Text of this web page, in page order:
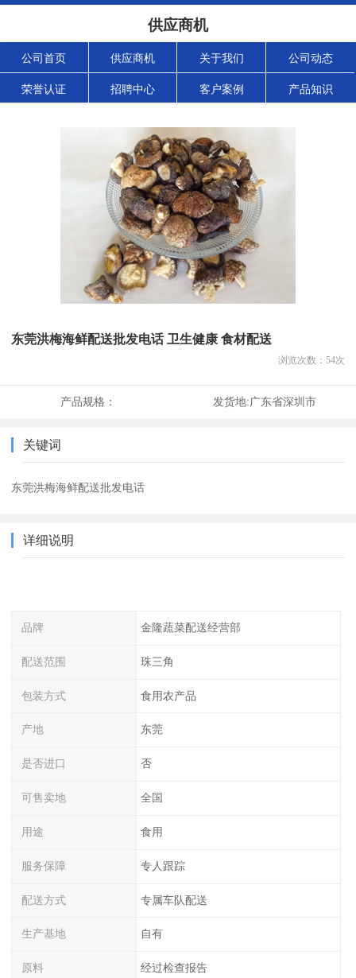
供应商机
公司首页 供应商机 关于我们 公司动态
荣誉认证 招聘中心 客户案例 产品知识
东莞洪梅海鲜配送批发电话 卫生健康 食材配送
浏览次数： 54次
产品规格： 发货地:广东省深圳市
关键词
东莞洪梅海鲜配送批发电话
详细说明
品牌 金隆蔬菜配送经营部
配送范围 珠三角
包装方式 食用农产品
产地 东莞
是否进口 否
可售卖地 全国
用途 食用
服务保障 专人跟踪
配送方式 专属车队配送
生产基地 自有
原料 经过检查报告